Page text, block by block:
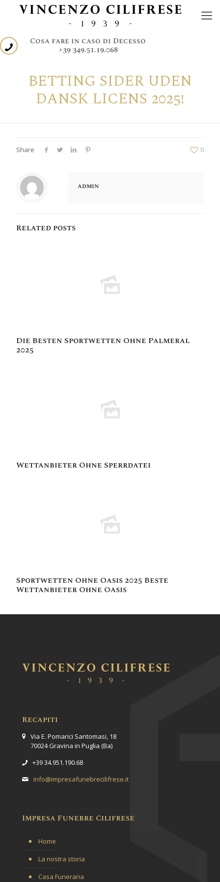
Cosa fare in caso di Decesso
+39 349.51.19.068
BETTING SIDER UDEN
DANSK LICENS 2025!
Share 0
admin
Related posts
Die Besten Sportwetten Ohne Palmeral
2025
Wettanbieter Ohne Sperrdatei
Sportwetten Ohne Oasis 2025 Beste
Wettanbieter Ohne Oasis
Recapiti
Via E. Pomarici Santomasi, 18
70024 Gravina in Puglia (Ba)
+39 34.951.190.68
info@impresafunebrecilifrese.it
Impresa Funebre Cilifrese
Home
La nostra storia
Casa Funeraria